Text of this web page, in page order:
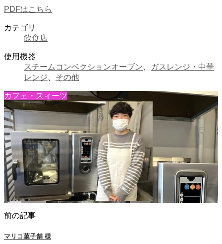
PDFはこちら
カテゴリ
飲食店
使用機器
スチームコンベクションオーブン
ガスレンジ・中華
レンジ
その他
カフェ・スィーツ
前の記事
マリコ菓子舗 様